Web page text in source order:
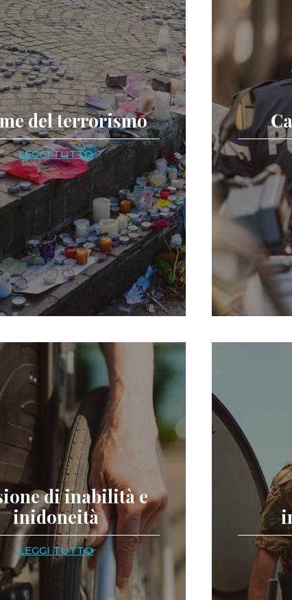
del terrorismo
LEGGI TUTTO
di inabilità e
inidoneità
LEGGI TUTTO